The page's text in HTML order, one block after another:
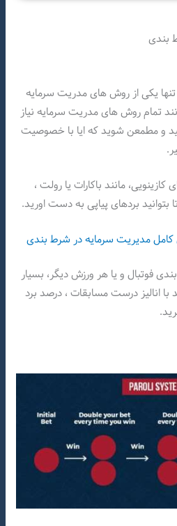
بندی
یکی از روش های مدریت سرمایه
تمام روش های مدریت سرمایه نیاز
و مطمعن شوید که ایا با خصوصیت
کازینویی، مانند باکارات یا رولت ،
بردهای پیاپی به دست اورید.
کامل مدیریت سرمایه در شرط بندی
فوتبال و یا هر ورزش دیگر، بسیار
انالیز درست مسابقات ، درصد برد